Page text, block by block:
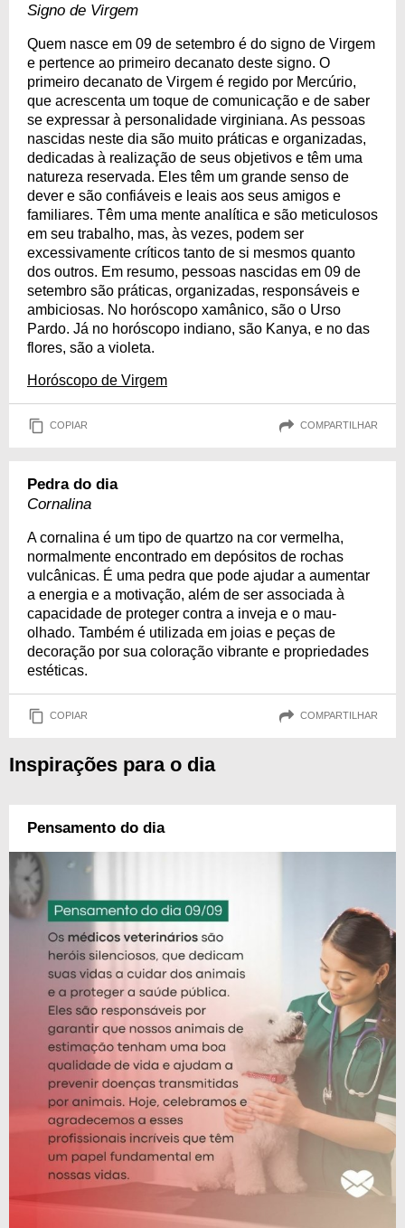
Signo de Virgem
Quem nasce em 09 de setembro é do signo de Virgem
e pertence ao primeiro decanato deste signo. O
primeiro decanato de Virgem é regido por Mercúrio,
que acrescenta um toque de comunicação e de saber
se expressar à personalidade virginiana. As pessoas
nascidas neste dia são muito práticas e organizadas,
dedicadas à realização de seus objetivos e têm uma
natureza reservada. Eles têm um grande senso de
dever e são confiáveis e leais aos seus amigos e
familiares. Têm uma mente analítica e são meticulosos
em seu trabalho, mas, às vezes, podem ser
excessivamente críticos tanto de si mesmos quanto
dos outros. Em resumo, pessoas nascidas em 09 de
setembro são práticas, organizadas, responsáveis e
ambiciosas. No horóscopo xamânico, são o Urso
Pardo. Já no horóscopo indiano, são Kanya, e no das
flores, são a violeta.
Horóscopo de Virgem
COPIAR COMPARTILHAR
Pedra do dia
Cornalina
A cornalina é um tipo de quartzo na cor vermelha,
normalmente encontrado em depósitos de rochas
vulcânicas. É uma pedra que pode ajudar a aumentar
a energia e a motivação, além de ser associada à
capacidade de proteger contra a inveja e o mau-
olhado. Também é utilizada em joias e peças de
decoração por sua coloração vibrante e propriedades
estéticas.
COPIAR COMPARTILHAR
Inspirações para o dia
Pensamento do dia